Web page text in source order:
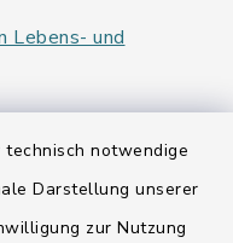
notwendige
Darstellung unserer
zur Nutzung
Lebens- und